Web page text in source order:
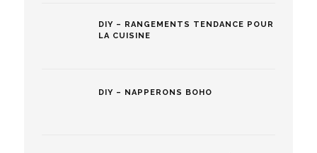
DIY – RANGEMENTS TENDANCE POUR
LA CUISINE
DIY – NAPPERONS BOHO